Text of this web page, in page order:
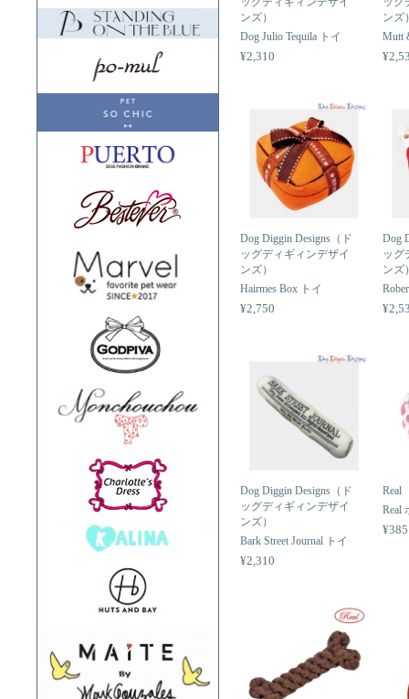
ンズ）
Dog Julio Tequila トイ
¥2,310
ンズ
Mutt
Dog Diggin Designs（ド
ッグディギィンデザイ
ンズ）
Hairmes Box トイ
¥2,750
Dog
ッグ
ンズ
Dog Diggin Designs（ド
ッグディギィンデザイ
ンズ）
Bark Street Journal トイ
¥2,310
Real
Real
¥385